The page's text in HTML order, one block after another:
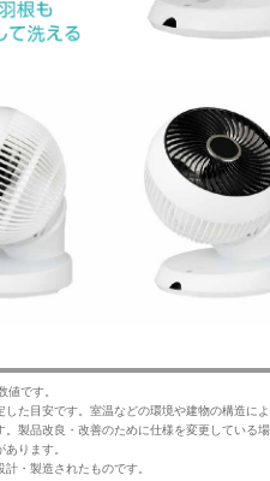
です。
た目安です。室温などの環境や建物の構造に
製品改良・改善のために仕様を変更している
ります。
・製造されたものです。